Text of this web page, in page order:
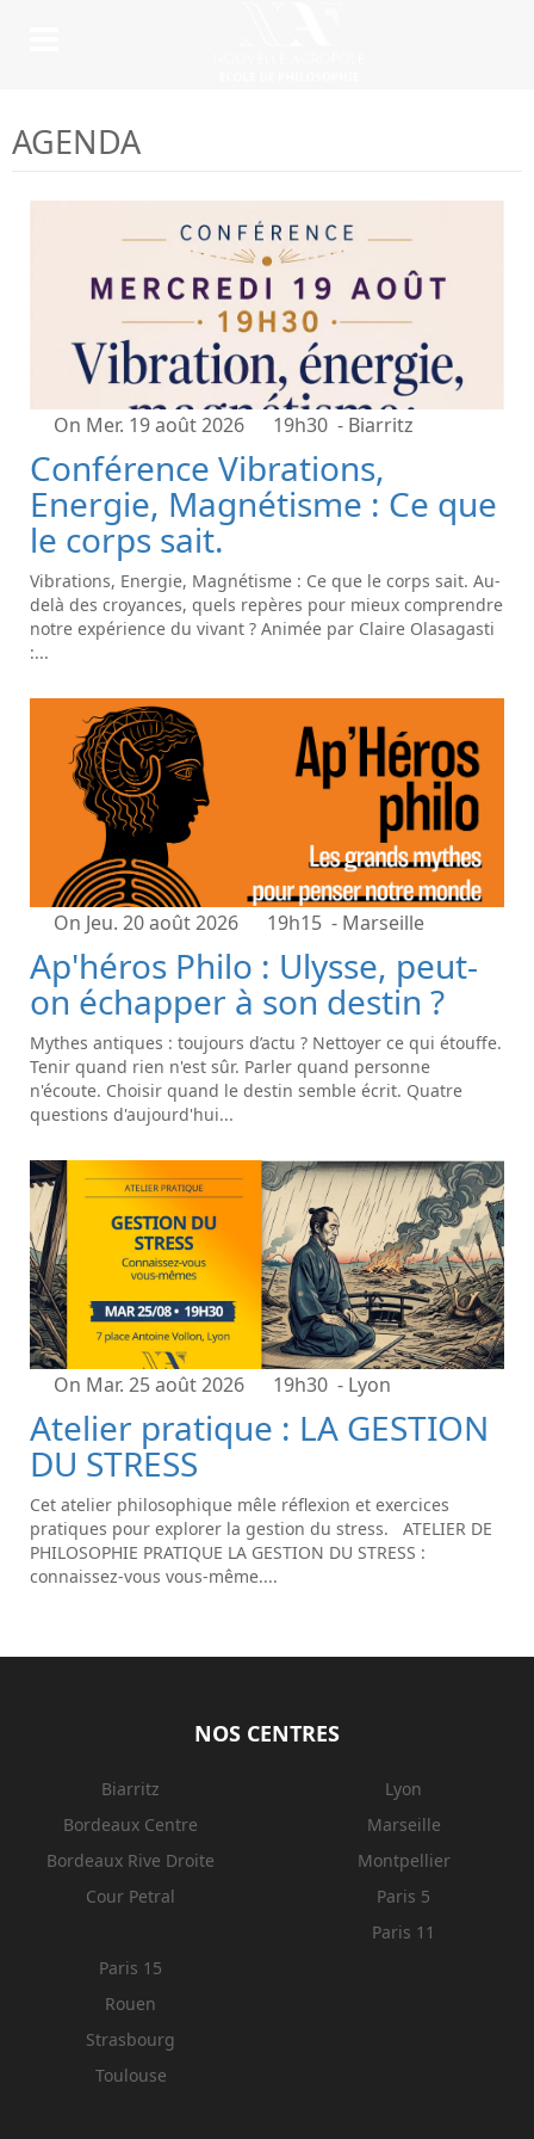
AGENDA
On Mer. 19 août 2026 19h30 - Biarritz
Conférence Vibrations,
Energie, Magnétisme : Ce que
le corps sait.
Vibrations, Energie, Magnétisme : Ce que le corps sait. Au-
delà des croyances, quels repères pour mieux comprendre
notre expérience du vivant ? Animée par Claire Olasagasti
:...
On Jeu. 20 août 2026 19h15 - Marseille
Ap'héros Philo : Ulysse, peut-
on échapper à son destin ?
Mythes antiques : toujours d’actu ? Nettoyer ce qui étouffe.
Tenir quand rien n'est sûr. Parler quand personne
n'écoute. Choisir quand le destin semble écrit. Quatre
questions d'aujourd'hui...
On Mar. 25 août 2026 19h30 - Lyon
Atelier pratique : LA GESTION
DU STRESS
Cet atelier philosophique mêle réflexion et exercices
pratiques pour explorer la gestion du stress. ATELIER DE
PHILOSOPHIE PRATIQUE LA GESTION DU STRESS :
connaissez-vous vous-même....
NOS CENTRES
Biarritz
Bordeaux Centre
Bordeaux Rive Droite
Cour Petral
Lyon
Marseille
Montpellier
Paris 5
Paris 11
Paris 15
Rouen
Strasbourg
Toulouse